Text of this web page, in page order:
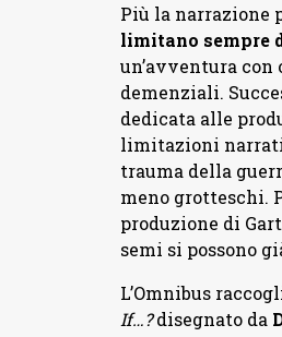
Più la narrazione
limitano sempre
un’avventura
demenziali.
dedicata alle
limitazioni
trauma della
meno grotteschi.
produzione di
semi si possono
L’Omnibus
If…?disegnato da